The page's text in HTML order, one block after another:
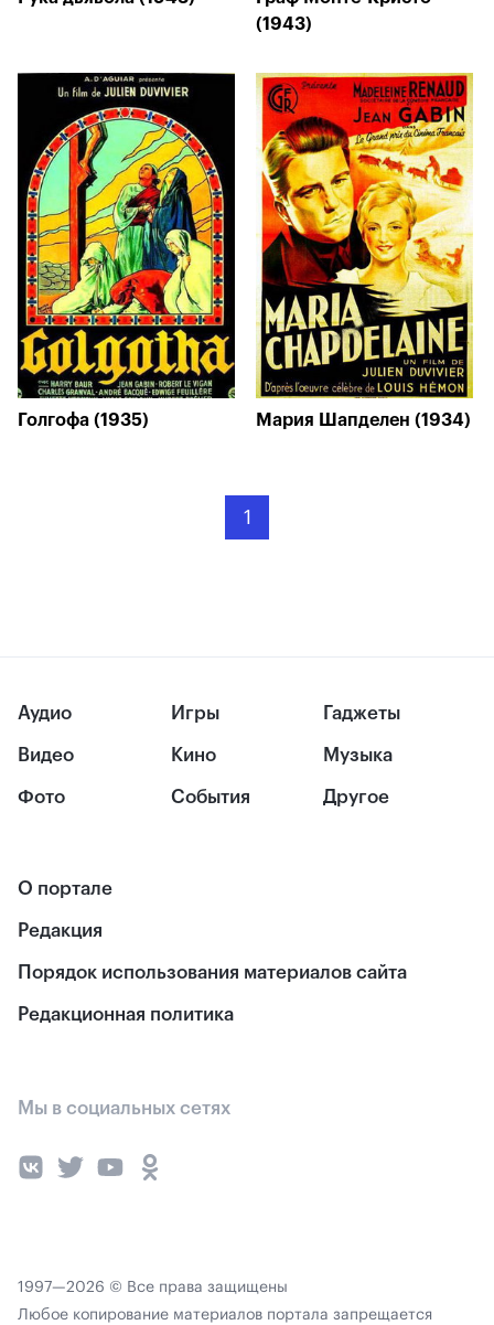
(1943)
Голгофа (1935) Мария Шапделен (1934)
1
Аудио
Видео
Фото
Игры
Кино
События
Гаджеты
Музыка
Другое
О портале
Редакция
Порядок использования материалов сайта
Редакционная политика
Мы в социальных сетях
1997—2026 © Все права защищены
Любое копирование материалов портала запрещается